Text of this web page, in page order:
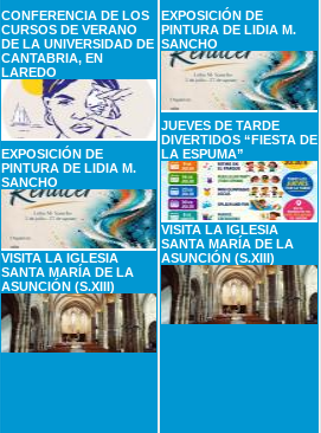
CONFERENCIA DE LOS
CURSOS DE VERANO
DE LA UNIVERSIDAD DE
CANTABRIA, EN
LAREDO
EXPOSICIÓN DE
PINTURA DE LIDIA M.
SANCHO
VISITA LA IGLESIA
SANTA MARÍA DE LA
ASUNCIÓN (S.XIII)
EXPOSICIÓN DE
PINTURA DE LIDIA M.
SANCHO
JUEVES DE TARDE
DIVERTIDOS “FIESTA DE
LA ESPUMA”
VISITA LA IGLESIA
SANTA MARÍA DE LA
ASUNCIÓN (S.XIII)